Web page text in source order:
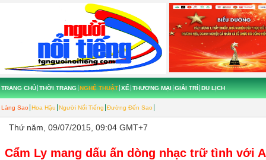
TRANG CHỦ THỜI TRANG NGHỆ THUẬT
Làng Sao Hoa Hậu Người Nổi Tiếng Đường Đến Sao
XẾ THƯƠNG MẠI GIẢI TRÍ DU LỊCH
Thứ năm, 09/07/2015, 09:04 GMT+7
Cẩm Ly mang dấu ấn dòng nhạc trữ tình với